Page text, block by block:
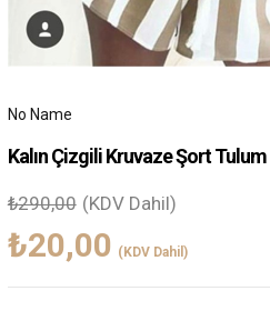
No Name
Kalın Çizgili Kruvaze Şort Tulum
₺290,00 (KDV Dahil)
₺20,00 (KDV Dahil)